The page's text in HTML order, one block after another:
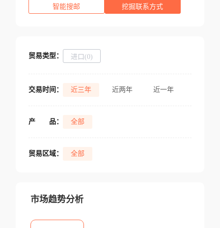
智能搜邮 挖掘联系方式
贸易类型： 进口(0)
交易时间： 近三年 近两年 近一年
产 品： 全部
贸易区域： 全部
市场趋势分析